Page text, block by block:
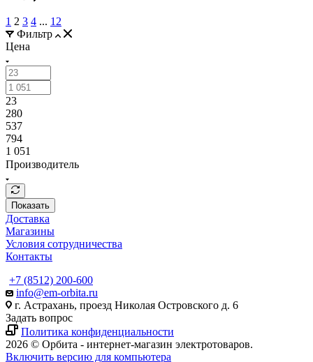
1 2 3 4 ... 12
Фильтр
Цена
23
280
537
794
1 051
Производитель
Показать
Доставка
Магазины
Условия сотрудничества
Контакты
+7 (8512) 200-600
info@em-orbita.ru
г. Астрахань, проезд Николая Островского д. 6
Задать вопрос
Политика конфиденциальности
2026 © Орбита - интернет-магазин электротоваров.
Включить версию для компьютера